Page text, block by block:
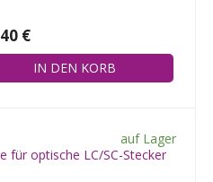
€
auf Lager